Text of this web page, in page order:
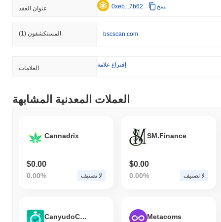
عنوان العقد 0xeb...7b62 نسخ
المستكشفون (1) bscscan.com
العلامات إقتراع علامة
العملات المعدنية المشابهة
Cannadrix
$0.00
0.00% لا تصنيف
SM.Finance
$0.00
0.00% لا تصنيف
CanyudoCoin Metacoms